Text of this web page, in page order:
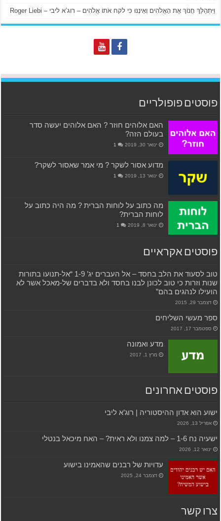
וַיִּתְהַלֵּךְ חֲנוֹךְ אֶת הָאֱלֹהִים וְאֵינֶנּוּ כִּי לקח אֹתוֹ אֱלֹהִים – רוג’א ליבי – Roger Liebi
פוסטים פופולריים
האם אלוהים חוזר ? האם אלוהים יעשה סדר
בעולם הזה?
ינואר 30, 2019 1
מדוע אסור לשקר ? מי אמר שאסור לשקר?
ינואר 13, 2019 1
מה כתוב על לוחות הברית ? מה היה כתוב על
לוחות הברית?
ינואר 8, 2019 1
פוסטים אקראיים
טוב לסעוד את הלב בחסד – אל העברים יג’ 1-9 “אל-תנועו בתורות
שנות וזרות כי טוב לכונן לבנו בחסד ולא בדברים של-מאכל אשר לא
הועילו לנהגים בהם”
דצמבר 29, 2015
ספר מעשי השליחים
ספטמבר 17, 2017
מדע ואמונה
מרץ 1, 2017
פוסטים אחרונים
ישוע הוא אדון ההיסטוריה | רוג’א ליבי
אפריל 13, 2026
ישעיה נח 1-6 – למה צמנו ולא ראית? – האח מיכאל בנטלי
ינואר 12, 2026
עדויות של רבנים שהאמינו בישוע
דצמבר 24, 2025
צרו קשר